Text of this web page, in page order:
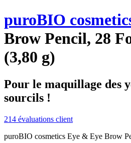
puroBIO
Brow Pencil, 28
(3,80 g)
Pour le maquillage des
sourcils !
214 évaluations client
puroBIO cosmetics Eye & Eye Brow